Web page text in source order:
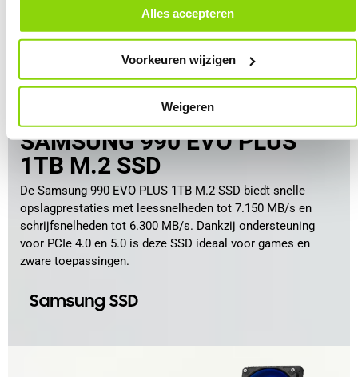
door in de footer van onze website te klikken op ‘Cookievoorkeuren’
Alles accepteren
Voorkeuren wijzigen
Weigeren
SAMSUNG 990 EVO PLUS
1TB M.2 SSD
De Samsung 990 EVO PLUS 1TB M.2 SSD biedt snelle
opslagprestaties met leessnelheden tot 7.150 MB/s en
schrijfsnelheden tot 6.300 MB/s. Dankzij ondersteuning
voor PCIe 4.0 en 5.0 is deze SSD ideaal voor games en
zware toepassingen.